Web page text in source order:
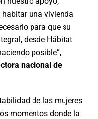
habitar una vivienda
para que su
desde Hábitat
posible”,
nacional de
de las mujeres
momentos donde la